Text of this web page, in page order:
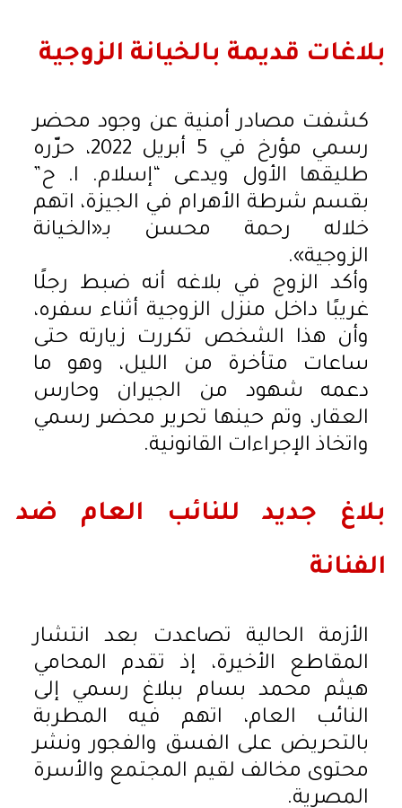
بلاغات قديمة بالخيانة الزوجية
كشفت مصادر أمنية عن وجود محضر
رسمي مؤرخ في 5 أبريل 2022، حرّره
طليقها الأول ويدعى “إسلام. ا. ح”
بقسم شرطة الأهرام في الجيزة، اتهم
خلاله رحمة محسن بـ«الخيانة
الزوجية».
وأكد الزوج في بلاغه أنه ضبط رجلًا
غريبًا داخل منزل الزوجية أثناء سفره،
وأن هذا الشخص تكررت زيارته حتى
ساعات متأخرة من الليل، وهو ما
دعمه شهود من الجيران وحارس
العقار، وتم حينها تحرير محضر رسمي
واتخاذ الإجراءات القانونية.
بلاغ جديد للنائب العام ضد
الفنانة
الأزمة الحالية تصاعدت بعد انتشار
المقاطع الأخيرة، إذ تقدم المحامي
هيثم محمد بسام ببلاغ رسمي إلى
النائب العام، اتهم فيه المطربة
بالتحريض على الفسق والفجور ونشر
محتوى مخالف لقيم المجتمع والأسرة
المصرية.